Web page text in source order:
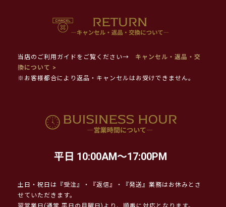
当店のご利用ガイドをご覧ください→
キャンセル・返品・交
換について >
※お客様都合により返品・キャンセルはお受けできません。
平日 10:00AM～17:00PM
土日・祝日は『受注』・『返信』・『発送』業務はお休みとさ
せていただきます。